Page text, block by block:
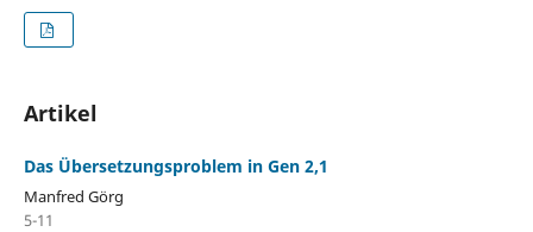
Artikel
Das Übersetzungsproblem in Gen 2,1
Manfred Görg
5-11